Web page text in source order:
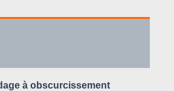
à obscurcissement